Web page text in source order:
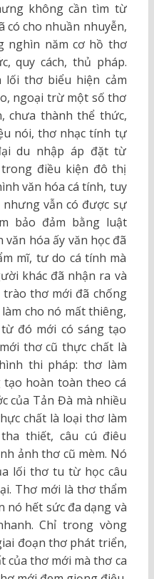
không cần tìm từ
có cho nhuần nhuyễn,
nghìn năm cơ hồ thơ
quy cách, thủ pháp.
thơ biểu hiện cảm
ngoại trừ một số thơ
chưa thành thể thức,
nói, thơ nhạc tính tự
du nhập áp đặt từ
điều kiện đô thị
văn hóa cá tính, tuy
vẫn có được sự
bảo đảm bằng luật
hóa ấy văn học đã
mĩ, tư do cá tính mà
khác đã nhận ra và
thơ mới đã chống
cho nó mất thiêng,
đó mới có sáng tạo
thơ cũ thực chất là
thi pháp: thơ làm
hoàn toàn theo cá
của Tản Đà mà nhiều
chất là loại thơ làm
thiết, câu cú điêu
ảnh thơ cũ mèm. Nó
lối thơ tu từ học câu
Thơ mới là thơ thẩm
nó hết sức đa dạng và
Chỉ trong vòng
đoạn thơ phát triển,
của thơ mới mà thơ ca